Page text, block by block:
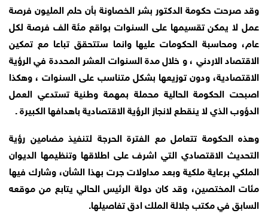
وقد صرحت حكومة الدكتور بشر الخصاونة بأن حلم المليون فرصة
عمل لا يمكن تقسيمها على السنوات بواقع مئة الف فرصة لكل
عام، ومحاسبة الحكومات عليها وانما ستتحقق تباعا مع تمكين
الاقتصاد الاردني ، و خلال مدة السنوات العشر المحددة في الرؤية
الاقتصادية، ودون توزيعها بشكل متناسب على السنوات ، وهكذا
اصبحت الحكومة الحالية محملة بمهمة وطنية تستدعي العمل
الدؤوب الذي لا ينقطع لانجاز الرؤية الاقتصادية باهدافها الكبيرة .
وهذه الحكومة تتعامل مع الفترة الحرجة لتنفيذ مضامين رؤية
التحديث الاقتصادي التي اشرف على اطلاقها وتنظيمها الديوان
الملكي برعاية ملكية وبعد مداولات جرت بهذا الشأن، وشارك فيها
مئات المختصين، وقد كان دولة الرئيس الحالي يتابع من موقعه
السابق في مكتب جلالة الملك ادق تفاصيلها.